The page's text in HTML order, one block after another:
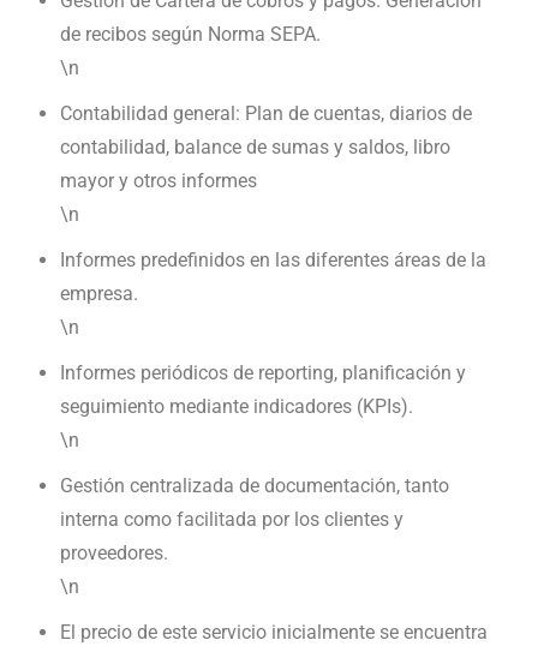
de recibos según Norma SEPA.
\n
Contabilidad general: Plan de cuentas, diarios de
contabilidad, balance de sumas y saldos, libro
mayor y otros informes
\n
Informes predefinidos en las diferentes áreas de la
empresa.
\n
Informes periódicos de reporting, planificación y
seguimiento mediante indicadores (KPIs).
\n
Gestión centralizada de documentación, tanto
interna como facilitada por los clientes y
proveedores.
\n
El precio de este servicio inicialmente se encuentra